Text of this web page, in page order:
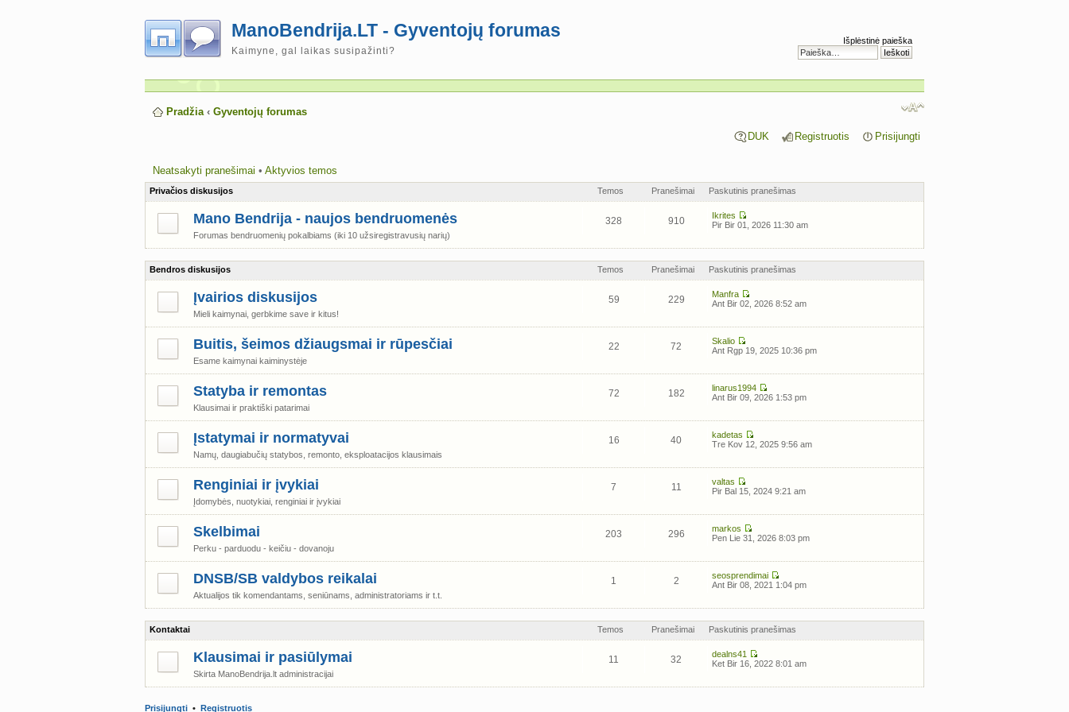
ManoBendrija.LT - Gyventojų forumas
Kaimyne, gal laikas susipažinti?
Išplėstinė paieška
Pradžia ‹ Gyventojų forumas
DUK Registruotis Prisijungti
Neatsakyti pranešimai • Aktyvios temos
Privačios diskusijos Temos Pranešimai Paskutinis pranešimas
Mano Bendrija - naujos bendruomenės
Forumas bendruomenių pokalbiams (iki 10 užsiregistravusių narių)
328 910
Ikrites
Pir Bir 01, 2026 11:30 am
Bendros diskusijos Temos Pranešimai Paskutinis pranešimas
Įvairios diskusijos
Mieli kaimynai, gerbkime save ir kitus!
59 229
Manfra
Ant Bir 02, 2026 8:52 am
Buitis, šeimos džiaugsmai ir rūpesčiai
Esame kaimynai kaiminystėje
22 72
Skalio
Ant Rgp 19, 2025 10:36 pm
Statyba ir remontas
Klausimai ir praktiški patarimai
72 182
linarus1994
Ant Bir 09, 2026 1:53 pm
Įstatymai ir normatyvai
Namų, daugiabučių statybos, remonto, eksploatacijos klausimais
16 40
kadetas
Tre Kov 12, 2025 9:56 am
Renginiai ir įvykiai
Įdomybės, nuotykiai, renginiai ir įvykiai
7 11
valtas
Pir Bal 15, 2024 9:21 am
Skelbimai
Perku - parduodu - keičiu - dovanoju
203 296
markos
Pen Lie 31, 2026 8:03 pm
DNSB/SB valdybos reikalai
Aktualijos tik komendantams, seniūnams, administratoriams ir t.t.
1 2
seosprendimai
Ant Bir 08, 2021 1:04 pm
Kontaktai Temos Pranešimai Paskutinis pranešimas
Klausimai ir pasiūlymai
Skirta ManoBendrija.lt administracijai
11 32
dealns41
Ket Bir 16, 2022 8:01 am
Prisijungti • Registruotis